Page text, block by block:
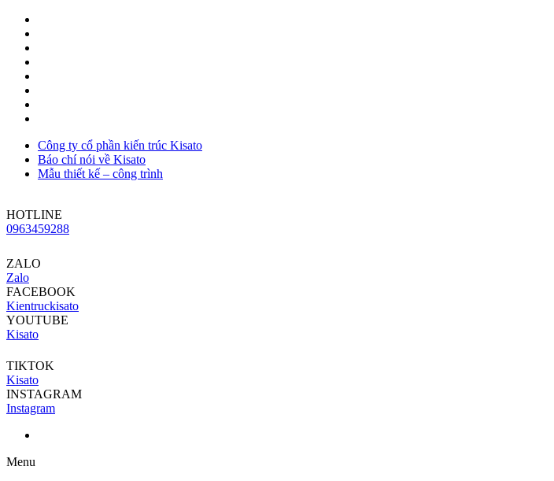
Công ty cổ phần kiến trúc Kisato
Báo chí nói về Kisato
Mẫu thiết kế – công trình
HOTLINE
0963459288
ZALO
Zalo
FACEBOOK
Kientruckisato
YOUTUBE
Kisato
TIKTOK
Kisato
INSTAGRAM
Instagram
Menu